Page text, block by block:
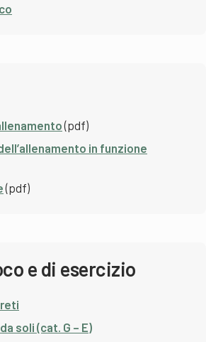
(pdf)
in funzione
(pdf)
e di esercizio
soli (cat. G – E)